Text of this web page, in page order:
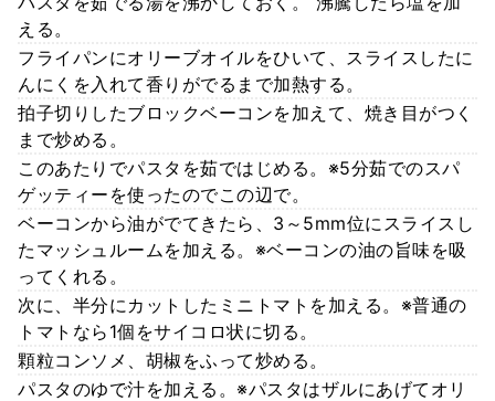
える。
フライパンにオリーブオイルをひいて、スライスしたに
んにくを入れて香りがでるまで加熱する。
拍子切りしたブロックベーコンを加えて、焼き目がつく
まで炒める。
このあたりでパスタを茹ではじめる。※5分茹でのスパ
ゲッティーを使ったのでこの辺で。
ベーコンから油がでてきたら、3～5mm位にスライスし
たマッシュルームを加える。※ベーコンの油の旨味を吸
ってくれる。
次に、半分にカットしたミニトマトを加える。※普通の
トマトなら1個をサイコロ状に切る。
顆粒コンソメ、胡椒をふって炒める。
パスタのゆで汁を加える。※パスタはザルにあげてオリ